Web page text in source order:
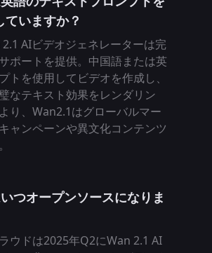
ていますか？
AIビデオジェネレーターは完
ポートを提供。中国語または英
トを使用してビデオを作成し、
なテキスト効果をレンダリン
り、Wan2.1はグローバルマー
ャンペーンや異文化コンテンツ
つオープンソースになりま
ウドは2025年Q2にWan 2.1 AI